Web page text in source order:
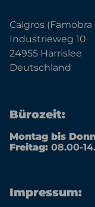
Calgros (Famobra
Industrieweg 10
24955 Harrislee
Deutschland
Bürozeit:
Montag bis
Freitag: 08.00-
Impressum: